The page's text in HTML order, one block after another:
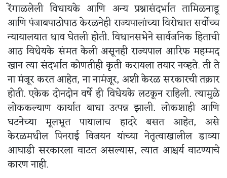
रेंगाळलेली विधायके आणि अन्य प्रश्नासंदर्भात तामिळनाडू
आणि पंजाबपाठोपाठ केरळनेही राज्यपालांच्या विरोधात सर्वोच्च
न्यायालयात धाव घेतली होती. विधानसभेने सार्वजनिक हिताची
आठ विधेयके संमत केली असूनही राज्यपाल आरिफ महम्मद
खान त्या संदर्भात कोणतीही कृती करायला तयार नव्हते. ती ते
ना मंजूर करत आहेत, ना नामंजूर, अशी केरळ सरकारची तक्रार
होती. एकेक दोनदोन वर्षे ही विधेयके लटकून राहिली. त्यामुळे
लोककल्याण कार्यात बाधा उत्पन्न झाली. लोकशाही आणि
घटनेच्या मूलभूत पायालाच हादरे बसत आहेत, असे
केरळमधील पिनराई विजयन यांच्या नेतृत्वाखालील डाव्या
आघाडी सरकारला वाटत असल्यास, त्यात आश्चर्य वाटण्याचे
कारण नाही.